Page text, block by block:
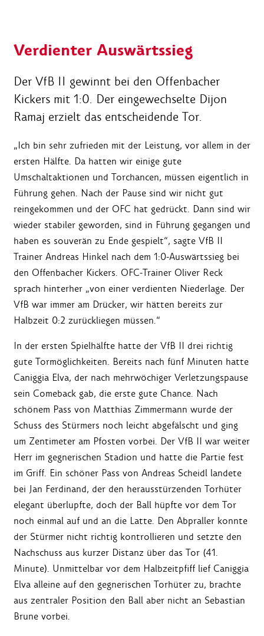
Verdienter Auswärtssieg
Der VfB II gewinnt bei den Offenbacher
Kickers mit 1:0. Der eingewechselte Dijon
Ramaj erzielt das entscheidende Tor.
„Ich bin sehr zufrieden mit der Leistung, vor allem in der
ersten Hälfte. Da hatten wir einige gute
Umschaltaktionen und Torchancen, müssen eigentlich in
Führung gehen. Nach der Pause sind wir nicht gut
reingekommen und der OFC hat gedrückt. Dann sind wir
wieder stabiler geworden, sind in Führung gegangen und
haben es souverän zu Ende gespielt“, sagte VfB II
Trainer Andreas Hinkel nach dem 1:0-Auswärtssieg bei
den Offenbacher Kickers. OFC-Trainer Oliver Reck
sprach hinterher „von einer verdienten Niederlage. Der
VfB war immer am Drücker, wir hätten bereits zur
Halbzeit 0:2 zurückliegen müssen.“
In der ersten Spielhälfte hatte der VfB II drei richtig
gute Tormöglichkeiten. Bereits nach fünf Minuten hatte
Caniggia Elva, der nach mehrwöchiger Verletzungspause
sein Comeback gab, die erste gute Chance. Nach
schönem Pass von Matthias Zimmermann wurde der
Schuss des Stürmers noch leicht abgefälscht und ging
um Zentimeter am Pfosten vorbei. Der VfB II war weiter
Herr im gegnerischen Stadion und hatte die Partie fest
im Griff. Ein schöner Pass von Andreas Scheidl landete
bei Jan Ferdinand, der den herausstürzenden Torhüter
elegant überlupfte, doch der Ball hüpfte vor dem Tor
noch einmal auf und an die Latte. Den Abpraller konnte
der Stürmer nicht richtig kontrollieren und setzte den
Nachschuss aus kurzer Distanz über das Tor (41.
Minute). Unmittelbar vor dem Halbzeitpfiff lief Caniggia
Elva alleine auf den gegnerischen Torhüter zu, brachte
aus zentraler Position den Ball aber nicht an Sebastian
Brune vorbei.